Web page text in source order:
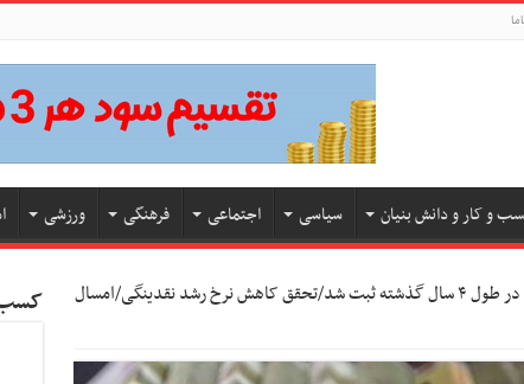
و کار و دانش بنیان سیاسی اجتماعی فرهنگی ورزشی
کمترین نرخ رشد نقدینگی در طول ۴ سال گذشته ثبت شد/تحقق کاهش نرخ رشد نقدینگی/امسال
کسب